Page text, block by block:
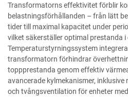
Transformatorns effektivitet förblir
belastningsförhållanden – från lätt
tider till maximal kapacitet under
vilket säkerställer optimal prestanda
Temperaturstyrningssystem
transformatorn förhindrar
toppprestanda genom effektiv
avancerade kylmekanismer,
och tvångsventilation för enheter